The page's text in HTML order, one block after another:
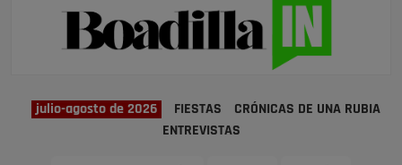
julio-agosto de 2026 FIESTAS
CRÓNICAS DE UNA RUBIA
ENTREVISTAS